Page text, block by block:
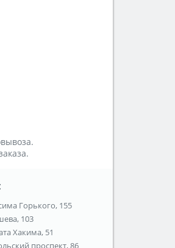
Горького, 155
103
Хакима, 51